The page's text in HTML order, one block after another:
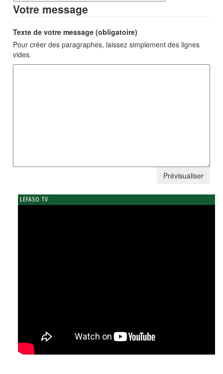
Votre message
Texte de votre message (obligatoire)
Pour créer des paragraphes, laissez simplement des lignes
vides.
LEFASO TV